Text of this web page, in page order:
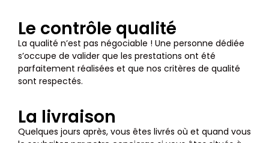
Le contrôle qualité
La qualité n’est pas négociable ! Une personne dédiée
s’occupe de valider que les prestations ont été
parfaitement réalisées et que nos critères de qualité
sont respectés.
La livraison
Quelques jours après, vous êtes livrés où et quand vous